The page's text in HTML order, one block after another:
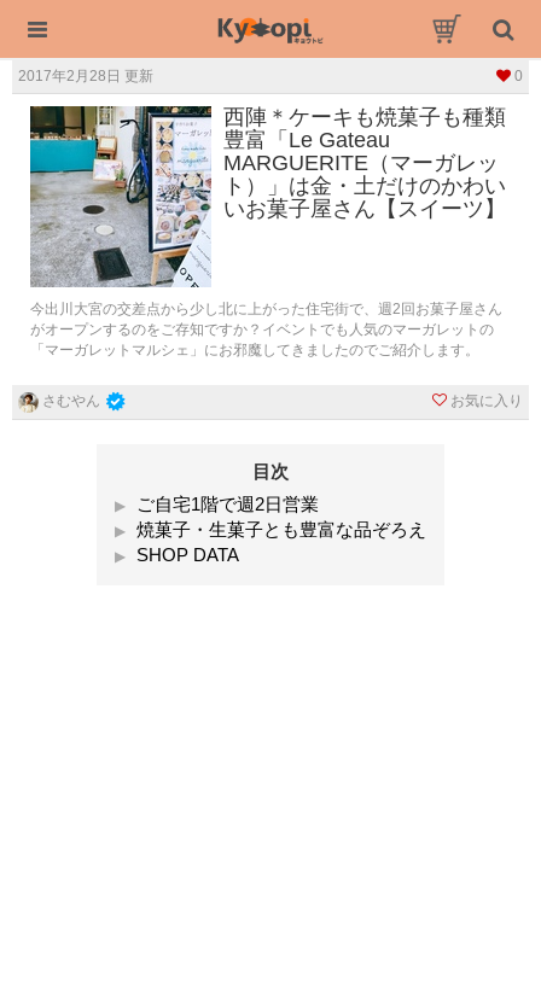
2017年2月28日 更新 0
西陣＊ケーキも焼菓子も種類
豊富「Le Gateau
MARGUERITE（マーガレッ
ト）」は金・土だけのかわい
いお菓子屋さん【スイーツ】
今出川大宮の交差点から少し北に上がった住宅街で、週2回お菓子屋さん
がオープンするのをご存知ですか？イベントでも人気のマーガレットの
「マーガレットマルシェ」にお邪魔してきましたのでご紹介します。
さむやん お気に入り
目次
ご自宅1階で週2日営業
焼菓子・生菓子とも豊富な品ぞろえ
SHOP DATA